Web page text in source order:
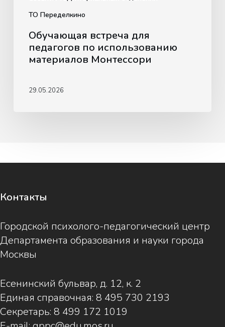
ТО Переделкино
Обучающая встреча для
педагогов по использованию
материалов Монтессори
29.05.2026
Контакты
Городской психолого-педагогический центр
Департамента образования и науки города
Москвы
Есенинский бульвар, д. 12, к. 2
Единая справочная: 8 495 730 2193
Секретарь: 8 499 172 1019